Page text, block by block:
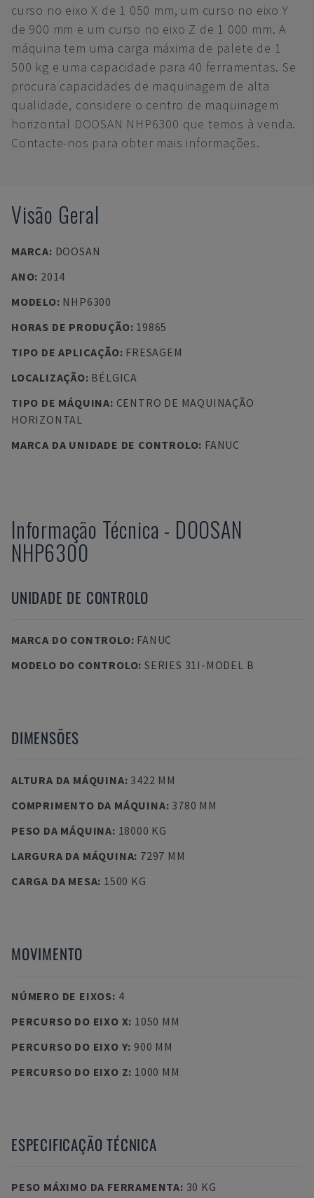
curso no eixo X de 1 050 mm, um curso no eixo Y
de 900 mm e um curso no eixo Z de 1 000 mm. A
máquina tem uma carga máxima de palete de 1
500 kg e uma capacidade para 40 ferramentas. Se
procura capacidades de maquinagem de alta
qualidade, considere o centro de maquinagem
horizontal DOOSAN NHP6300 que temos à venda.
Contacte-nos para obter mais informações.
Visão Geral
MARCA: DOOSAN
ANO: 2014
MODELO: NHP6300
HORAS DE PRODUÇÃO: 19865
TIPO DE APLICAÇÃO: FRESAGEM
LOCALIZAÇÃO: BÉLGICA
TIPO DE MÁQUINA: CENTRO DE MAQUINAÇÃO
HORIZONTAL
MARCA DA UNIDADE DE CONTROLO: FANUC
Informação Técnica - DOOSAN
NHP6300
UNIDADE DE CONTROLO
MARCA DO CONTROLO: FANUC
MODELO DO CONTROLO: SERIES 31I-MODEL B
DIMENSÕES
ALTURA DA MÁQUINA: 3422 MM
COMPRIMENTO DA MÁQUINA: 3780 MM
PESO DA MÁQUINA: 18000 KG
LARGURA DA MÁQUINA: 7297 MM
CARGA DA MESA: 1500 KG
MOVIMENTO
NÚMERO DE EIXOS: 4
PERCURSO DO EIXO X: 1050 MM
PERCURSO DO EIXO Y: 900 MM
PERCURSO DO EIXO Z: 1000 MM
ESPECIFICAÇÃO TÉCNICA
PESO MÁXIMO DA FERRAMENTA: 30 KG